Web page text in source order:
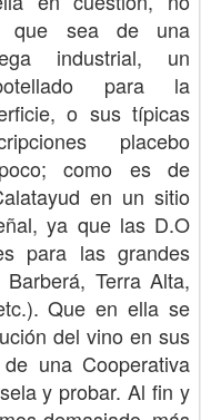
que sea de una
industrial, un
para la
o sus típicas
placebo
como es de
en un sitio
ya que las D.O
para las grandes
Terra Alta,
Que en ella se
del vino en sus
una Cooperativa
y probar. Al fin y